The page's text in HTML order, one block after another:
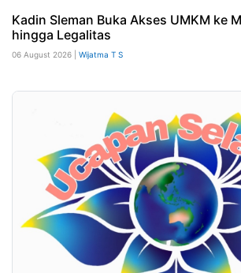
Kadin Sleman Buka Akses UMKM ke
hingga Legalitas
06 August 2026 | Wijatma T S